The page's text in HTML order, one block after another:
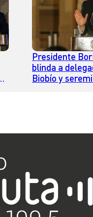
Presidente
blinda a
Biobío y